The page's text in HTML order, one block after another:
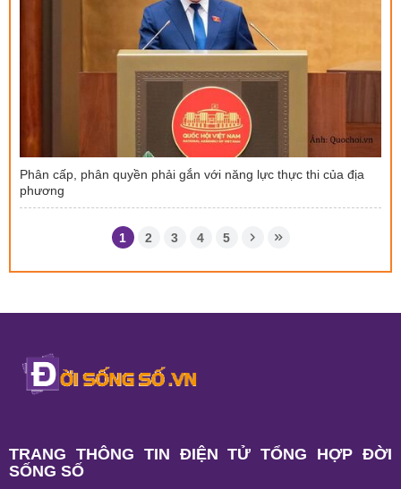
Phân cấp, phân quyền phải gắn với năng lực thực thi của địa
phương
1 2 3 4 5
TRANG THÔNG TIN ĐIỆN TỬ TỔNG HỢP ĐỜI
SỐNG SỐ